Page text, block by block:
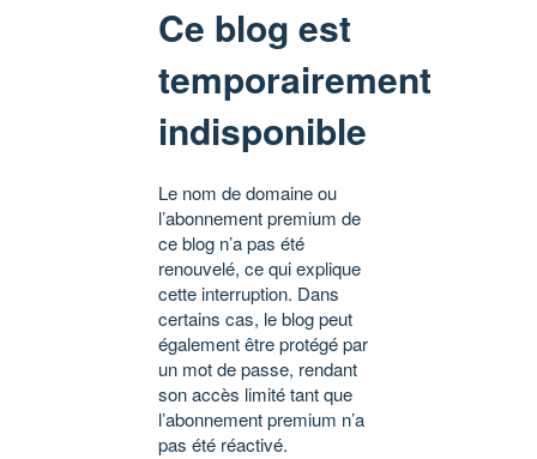
Ce blog est
temporairement
indisponible
Le nom de domaine ou
l’abonnement premium de
ce blog n’a pas été
renouvelé, ce qui explique
cette interruption. Dans
certains cas, le blog peut
également être protégé par
un mot de passe, rendant
son accès limité tant que
l’abonnement premium n’a
pas été réactivé.